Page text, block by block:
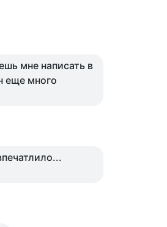
мне написать в
еще много